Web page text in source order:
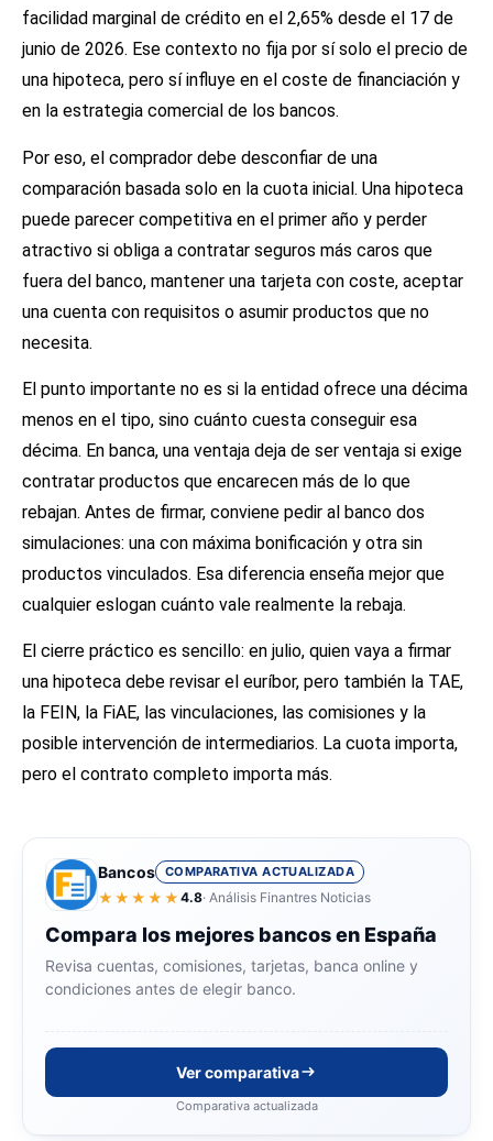
facilidad marginal de crédito en el 2,65% desde el 17 de
junio de 2026. Ese contexto no fija por sí solo el precio de
una hipoteca, pero sí influye en el coste de financiación y
en la estrategia comercial de los bancos.
Por eso, el comprador debe desconfiar de una
comparación basada solo en la cuota inicial. Una hipoteca
puede parecer competitiva en el primer año y perder
atractivo si obliga a contratar seguros más caros que
fuera del banco, mantener una tarjeta con coste, aceptar
una cuenta con requisitos o asumir productos que no
necesita.
El punto importante no es si la entidad ofrece una décima
menos en el tipo, sino cuánto cuesta conseguir esa
décima. En banca, una ventaja deja de ser ventaja si exige
contratar productos que encarecen más de lo que
rebajan. Antes de firmar, conviene pedir al banco dos
simulaciones: una con máxima bonificación y otra sin
productos vinculados. Esa diferencia enseña mejor que
cualquier eslogan cuánto vale realmente la rebaja.
El cierre práctico es sencillo: en julio, quien vaya a firmar
una hipoteca debe revisar el euríbor, pero también la TAE,
la FEIN, la FiAE, las vinculaciones, las comisiones y la
posible intervención de intermediarios. La cuota importa,
pero el contrato completo importa más.
Bancos COMPARATIVA ACTUALIZADA
★★★★★ 4.8· Análisis Finantres Noticias
Compara los mejores bancos en España
Revisa cuentas, comisiones, tarjetas, banca online y
condiciones antes de elegir banco.
Ver comparativa
Comparativa actualizada